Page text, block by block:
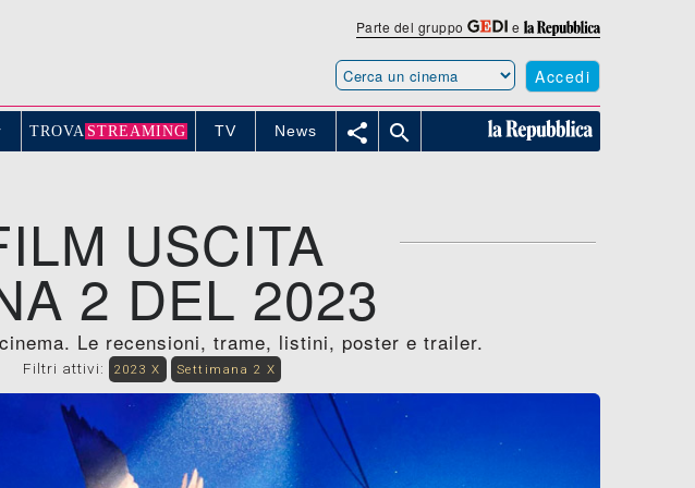
Parte del gruppo e
Accedi
TROVA STREAMING TV News  
USCITA
2 DEL 2023
Le recensioni, trame, listini, poster e trailer.
Filtri attivi: 2023 X Settimana 2 X